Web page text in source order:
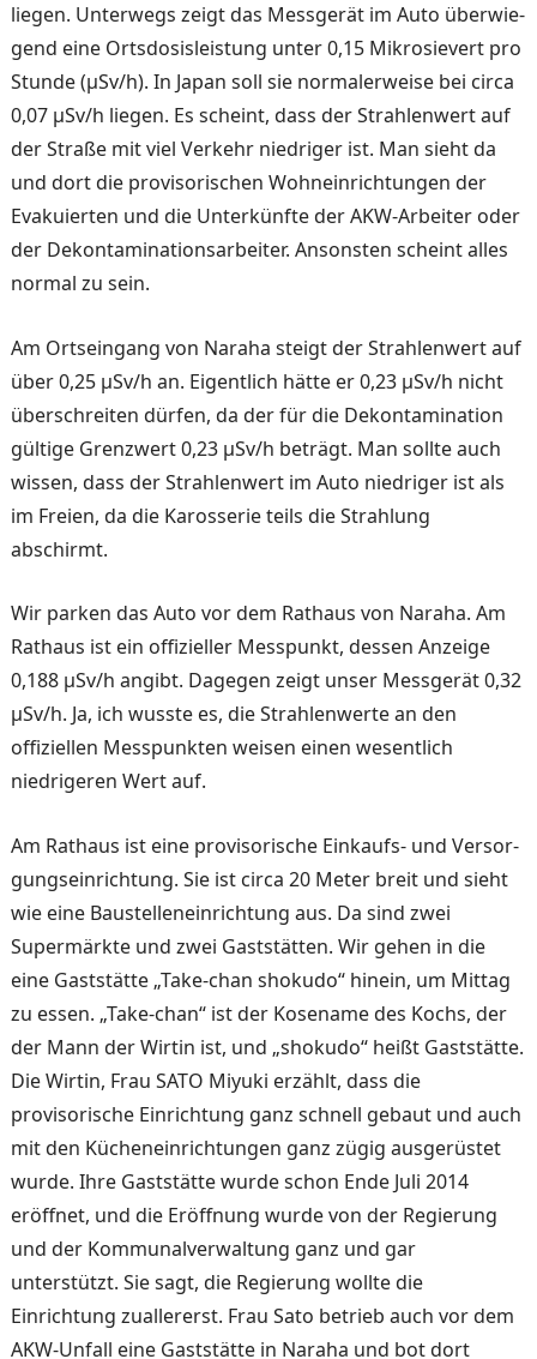
lie­gen. Unterwegs zeigt das Messgerät im Auto überwie­
gend eine Ortsdosisleistung unter 0,15 Mikrosievert pro
Stunde (μSv/h). In Japan soll sie normalerweise bei circa
0,07 μSv/h liegen. Es scheint, dass der Strahlenwert auf
der Straße mit viel Verkehr nied­riger ist. Man sieht da
und dort die provisorischen Wohn­einrichtungen der
Evakuierten und die Unterkünfte der AKW-Arbeiter oder
der De­kontaminationsarbeiter. Ansons­ten scheint alles
normal zu sein.
Am Ortseingang von Naraha steigt der Strahlenwert auf
über 0,25 μSv/h an. Eigentlich hätte er 0,23 μSv/h nicht
über­schreiten dürfen, da der für die Dekontamination
gültige Grenz­wert 0,23 μSv/h beträgt. Man sollte auch
wissen, dass der Strahlenwert im Auto niedri­ger ist als
im Freien, da die Karosserie teils die Strahlung
abschirmt.
Wir parken das Auto vor dem Rathaus von Naraha. Am
Rat­haus ist ein offizieller Mess­punkt, dessen Anzeige
0,188 μSv/h angibt. Dagegen zeigt unser Messgerät 0,32
μSv/h. Ja, ich wusste es, die Strah­lenwerte an den
offiziellen Messpunkten weisen einen wesentlich
niedrigeren Wert auf.
Am Rathaus ist eine proviso­rische Einkaufs- und Versor­
gungseinrichtung. Sie ist circa 20 Meter breit und sieht
wie eine Baustelleneinrichtung aus. Da sind zwei
Supermärkte und zwei Gaststätten. Wir ge­hen in die
eine Gaststätte „Take-chan shokudo“ hinein, um Mittag
zu essen. „Take-chan“ ist der Kosename des Kochs, der
der Mann der Wir­tin ist, und „shokudo“ heißt Gaststätte.
Die Wirtin, Frau SATO Miyuki erzählt, dass die
provisorische Einrichtung ganz schnell gebaut und auch
mit den Kücheneinrichtungen ganz zügig ausgerüstet
wurde. Ihre Gaststätte wurde schon Ende Juli 2014
eröffnet, und die Eröffnung wurde von der Regierung
und der Kommu­nalverwaltung ganz und gar
unterstützt. Sie sagt, die Re­gierung wollte die
Einrichtung zuallererst. Frau Sato betrieb auch vor dem
AKW-Unfall eine Gaststätte in Naraha und bot dort